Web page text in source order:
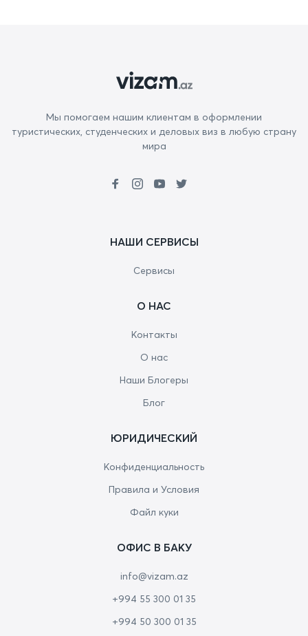
Мы помогаем нашим клиентам в оформлении
туристических, студенческих и деловых виз в любую страну
мира
НАШИ СЕРВИСЫ
Сервисы
О НАС
Контакты
О нас
Наши Блогеры
Блог
ЮРИДИЧЕСКИЙ
Конфиденциальность
Правила и Условия
Файл куки
ОФИС В БАКУ
info@vizam.az
+994 55 300 01 35
+994 50 300 01 35